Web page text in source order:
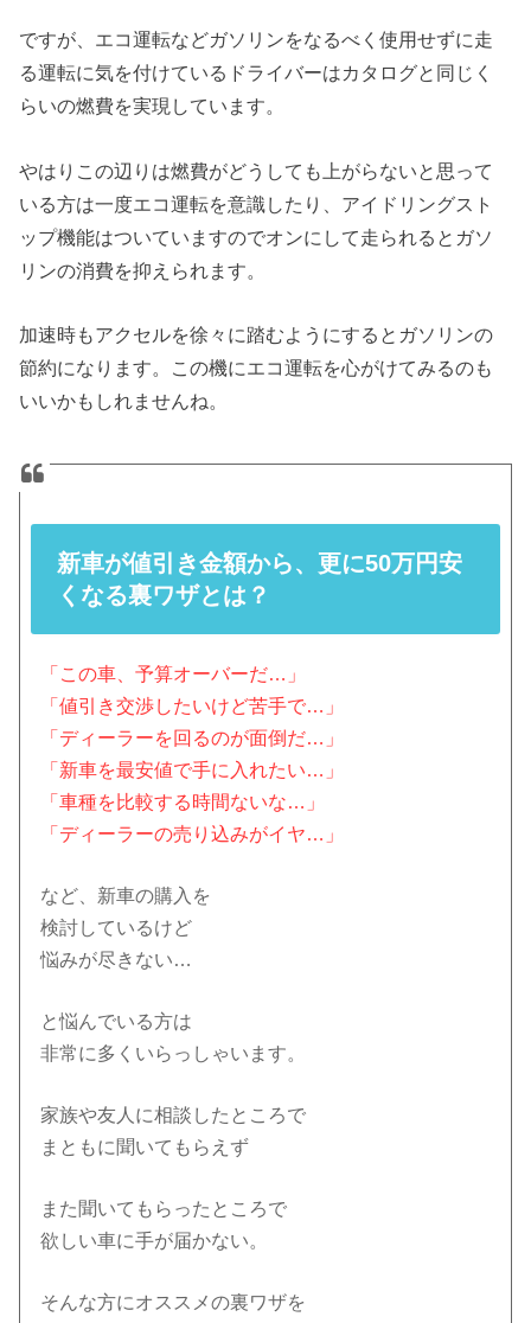
ですが、エコ運転などガソリンをなるべく使用せずに走
る運転に気を付けているドライバーはカタログと同じく
らいの燃費を実現しています。
やはりこの辺りは燃費がどうしても上がらないと思って
いる方は一度エコ運転を意識したり、アイドリングスト
ップ機能はついていますのでオンにして走られるとガソ
リンの消費を抑えられます。
加速時もアクセルを徐々に踏むようにするとガソリンの
節約になります。この機にエコ運転を心がけてみるのも
いいかもしれませんね。
新車が値引き金額から、更に50万円安
くなる裏ワザとは？
「この車、予算オーバーだ…」
「値引き交渉したいけど苦手で…」
「ディーラーを回るのが面倒だ…」
「新車を最安値で手に入れたい…」
「車種を比較する時間ないな…」
「ディーラーの売り込みがイヤ…」
など、新車の購入を
検討しているけど
悩みが尽きない…
と悩んでいる方は
非常に多くいらっしゃいます。
家族や友人に相談したところで
まともに聞いてもらえず
また聞いてもらったところで
欲しい車に手が届かない。
そんな方にオススメの裏ワザを